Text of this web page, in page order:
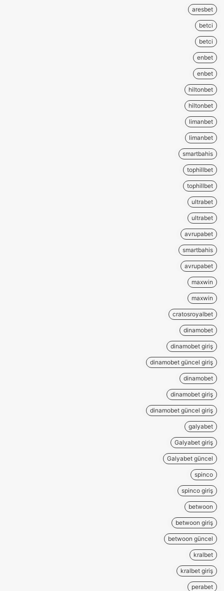
aresbet
betci
betci
enbet
enbet
hiltonbet
hiltonbet
limanbet
limanbet
smartbahis
tophillbet
tophillbet
ultrabet
ultrabet
avrupabet
smartbahis
avrupabet
maxwin
maxwin
cratosroyalbet
dinamobet
dinamobet giriş
dinamobet güncel giriş
dinamobet
dinamobet giriş
dinamobet güncel giriş
galyabet
Galyabet giriş
Galyabet güncel
spinco
spinco giriş
betwoon
betwoon giriş
betwoon güncel
kralbet
kralbet giriş
perabet